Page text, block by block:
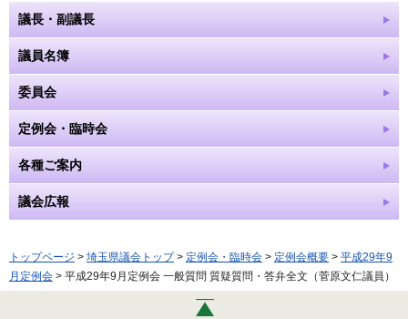
議長・副議長
議員名簿
委員会
定例会・臨時会
各種ご案内
議会広報
トップページ > 埼玉県議会トップ> 定例会・臨時会 > 定例会概要 > 平成29年9
月定例会 > 平成29年9月定例会 一般質問 質疑質問・答弁全文（菅原文仁議員）